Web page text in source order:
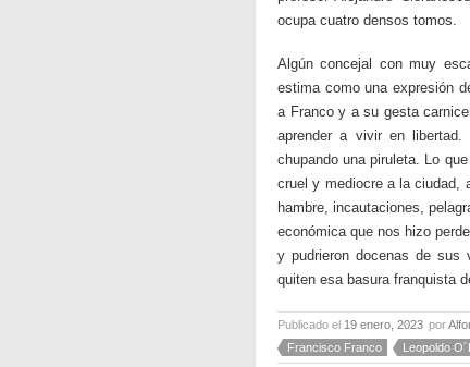
ocupa cuatro densos tomos.
Algún concejal con muy
estima como una expresión
a Franco y a su gesta
aprender a vivir en
chupando una piruleta. Lo
cruel y mediocre a la ciudad,
hambre, incautaciones,
económica que nos hizo
y pudrieron docenas de sus
quiten esa basura franquista
Publicado el 19 enero, 2023 por
Francisco Franco
Leopoldo